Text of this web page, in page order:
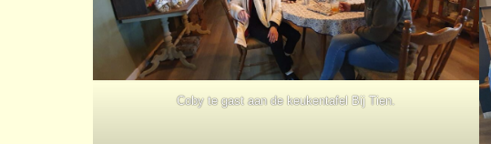
Coby te gast aan de keukentafel Bij Tien.